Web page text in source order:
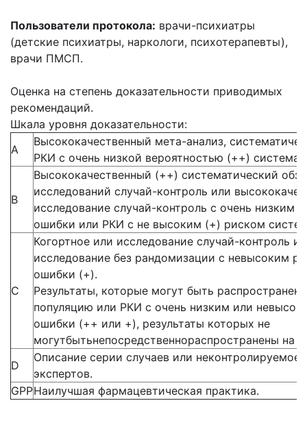
Пользователи протокола: врачи-психиатры
(детские психиатры, наркологи, психотерапевты),
врачи ПМСП.
Оценка на степень доказательности приводимых
рекомендаций.
Шкала уровня доказательности:
А
Высококачественный мета-анализ,
РКИ с очень низкой вероятностью (++)
В
Высококачественный (++) систематический
исследований случай-контроль или
исследование случай-контроль с очень низким
ошибки или РКИ с не высоким (+) риском
С
Когортное или исследование случай-контроль
исследование без рандомизации с невысоким
ошибки (+).
Результаты, которые могут быть
популяцию или РКИ с очень низким или
ошибки (++ или +), результаты которых не
могутбытьнепосредственнораспространены на
D
Описание серии случаев или неконтролируемое
экспертов.
GPPНаилучшая фармацевтическая практика.